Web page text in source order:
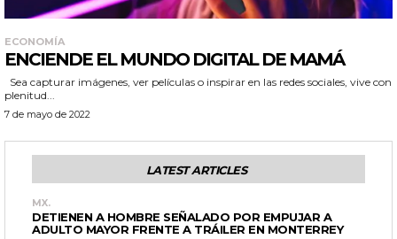
ECONOMÍA
ENCIENDE EL MUNDO DIGITAL DE MAMÁ
Sea capturar imágenes, ver películas o inspirar en las redes sociales, vive con
plenitud...
7 de mayo de 2022
LATEST ARTICLES
MX.
DETIENEN A HOMBRE SEÑALADO POR EMPUJAR A
ADULTO MAYOR FRENTE A TRÁILER EN MONTERREY